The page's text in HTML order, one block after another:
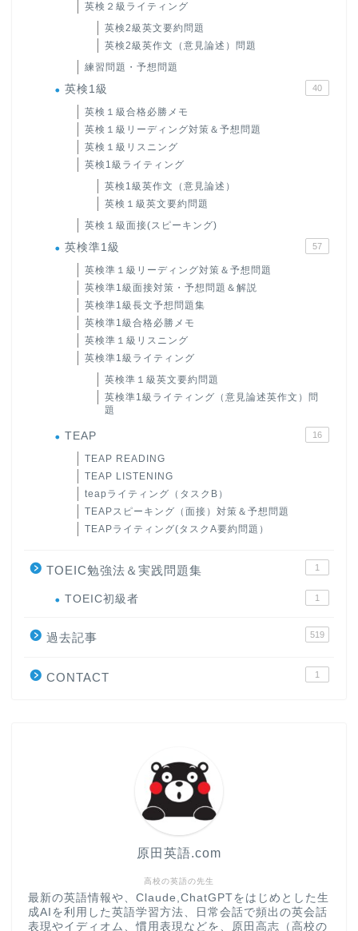
英検２級ライティング
英検2級英文要約問題
英検2級英作文（意見論述）問題
練習問題・予想問題
英検1級 40
英検１級合格必勝メモ
英検１級リーディング対策＆予想問題
英検１級リスニング
英検1級ライティング
英検1級英作文（意見論述）
英検１級英文要約問題
英検１級面接(スピーキング)
英検準1級 57
英検準１級リーディング対策＆予想問題
英検準1級面接対策・予想問題＆解説
英検準1級長文予想問題集
英検準1級合格必勝メモ
英検準１級リスニング
英検準1級ライティング
英検準１級英文要約問題
英検準1級ライティング（意見論述英作文）問
題
TEAP 16
TEAP READING
TEAP LISTENING
teapライティング（タスクB）
TEAPスピーキング（面接）対策＆予想問題
TEAPライティング(タスクA要約問題）
TOEIC勉強法＆実践問題集 1
TOEIC初級者 1
過去記事 519
CONTACT 1
高校の英語の先生
原田英語.com
最新の英語情報や、Claude,ChatGPTをはじめとした生
成AIを利用した英語学習方法、日常会話で頻出の英会話
表現やイディオム、慣用表現などを、原田高志（高校の
大学入試英語対策講座
英語名言・格言・カッコい
い英語＆素敵な英文フレー
CONTACT